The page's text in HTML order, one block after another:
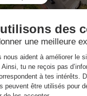
El Far
, Calella
8.7 Excellent
TOILE ET BOIS 2 personnes
1 au 2 sept., 1 nuit, à partir de